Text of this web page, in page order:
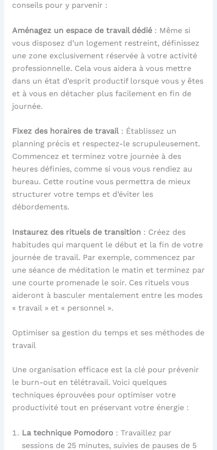
conseils pour y parvenir :
Aménagez un espace de travail dédié: Même si
vous disposez d’un logement restreint, définissez
une zone exclusivement réservée à votre activité
professionnelle. Cela vous aidera à vous mettre
dans un état d’esprit productif lorsque vous y êtes
et à vous en détacher plus facilement en fin de
journée.
Fixez des horaires de travail: Établissez un
planning précis et respectez-le scrupuleusement.
Commencez et terminez votre journée à des
heures définies, comme si vous vous rendiez au
bureau. Cette routine vous permettra de mieux
structurer votre temps et d’éviter les
débordements.
Instaurez des rituels de transition : Créez des
habitudes qui marquent le début et la fin de votre
journée de travail. Par exemple, commencez par
une séance de méditation le matin et terminez par
une courte promenade le soir. Ces rituels vous
aideront à basculer mentalement entre les modes
« travail » et « personnel ».
Optimiser sa gestion du temps et ses méthodes de
travail
Une organisation efficace est la clé pour prévenir
le burn-out en télétravail. Voici quelques
techniques éprouvées pour optimiser votre
productivité tout en préservant votre énergie :
La technique Pomodoro: Travaillez par
sessions de 25 minutes, suivies de pauses de 5